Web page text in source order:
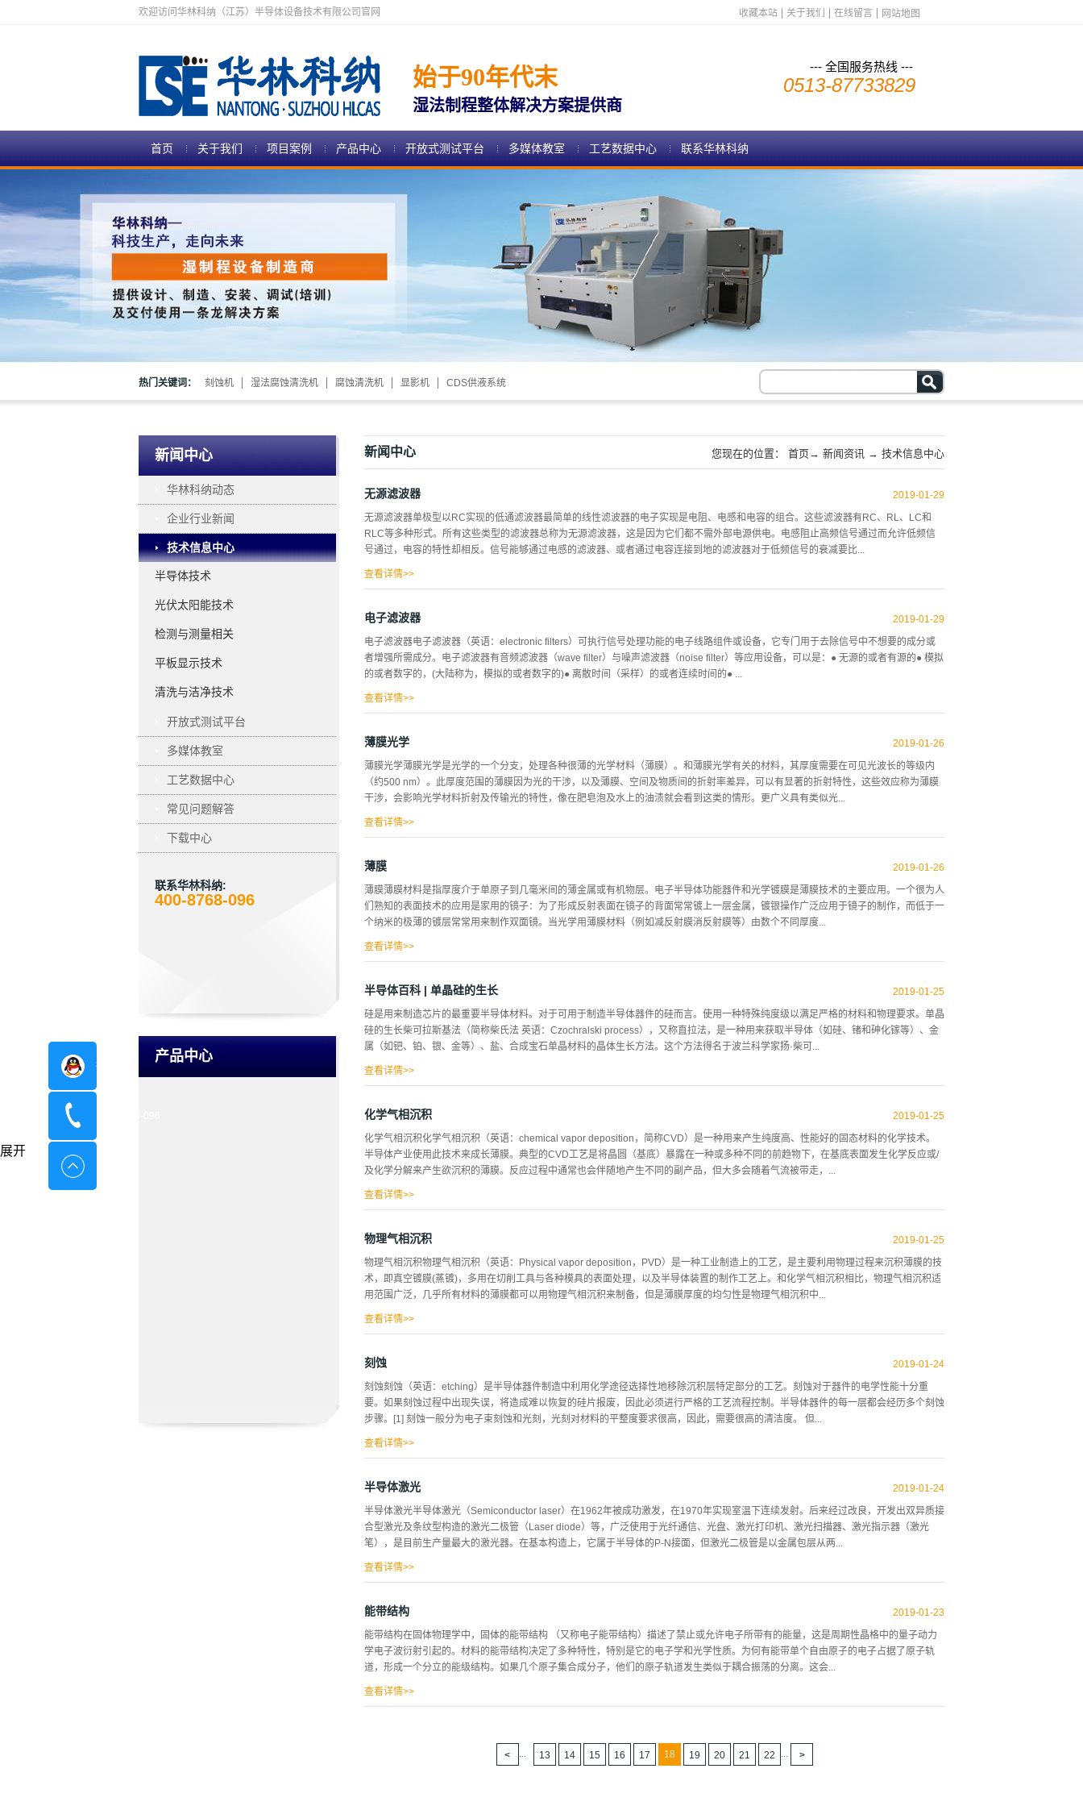
欢迎访问华林科纳（江苏）半导体设备技术有限公司官网 收藏本站 关于我们 在线留言 网站地图
始于90年代末
湿法制程整体解决方案提供商
--- 全国服务热线 ---
0513-87733829
首页 关于我们 项目案例 产品中心 开放式测试平台 多媒体教室 工艺数据中心 联系华林科纳
热门关键词： 刻蚀机 湿法腐蚀清洗机 腐蚀清洗机 显影机 CDS供液系统
新闻中心
华林科纳动态
企业行业新闻
技术信息中心
半导体技术
光伏太阳能技术
检测与测量相关
平板显示技术
清洗与洁净技术
开放式测试平台
多媒体教室
工艺数据中心
常见问题解答
下载中心
联系华林科纳:
400-8768-096
产品中心
新闻中心 您现在的位置： 首页→ 新闻资讯 → 技术信息中心
无源滤波器
无源滤波器单极型以RC实现的低通滤波器最简单的线性滤波器的电子实现是电阻、电感和电容的组合。这些滤波器有RC、RL、LC和
RLC等多种形式。所有这些类型的滤波器总称为无源滤波器，这是因为它们都不需外部电源供电。电感阻止高频信号通过而允许低频信
号通过，电容的特性却相反。信号能够通过电感的滤波器、或者通过电容连接到地的滤波器对于低频信号的衰减要比...
滤波器。电阻自身没有频率选择的特性，但是加入到电感和电容一起决定电路的时间常数，因此也决定了相应的频率。在大概超过100
来衡量。如果一个滤波器通过或者阻止的频率带宽与中心频率相比非常狭窄那么就说这个滤波器有很高的Q因数。Q定义为中心频率/3dB
带宽。
2019-01-29
查看详情>>
电子滤波器
电子滤波器电子滤波器（英语：electronic filters）可执行信号处理功能的电子线路组件或设备，它专门用于去除信号中不想要的成分或
者增强所需成分。电子滤波器有音频滤波器（wave filter）与噪声滤波器（noise filter）等应用设备，可以是：● 无源的或者有源的● 模拟
的或者数字的，(大陆称为，模拟的或者数字的)● 离散时间（采样）的或者连续时间的● ...
器。参见线性滤波器方面的文章中关于它们的设计和分析的详细内容。
2019-01-29
查看详情>>
薄膜光学
薄膜光学薄膜光学是光学的一个分支，处理各种很薄的光学材料（薄膜）。和薄膜光学有关的材料，其厚度需要在可见光波长的等级内
（约500 nm）。此厚度范围的薄膜因为光的干涉，以及薄膜、空间及物质间的折射率差异，可以有显著的折射特性，这些效应称为薄膜
干涉，会影响光学材料折射及传输光的特性，像在肥皂泡及水上的油渍就会看到这类的情形。更广义具有类似光...
生，一般会用像蒸发或溅射淀积等物理气相沉积方式，或是化学气相沉积法。这类的薄膜常用来作光学镀膜，像是家用或车用的低辐射玻
2019-01-26
查看详情>>
薄膜
薄膜薄膜材料是指厚度介于单原子到几毫米间的薄金属或有机物层。电子半导体功能器件和光学镀膜是薄膜技术的主要应用。一个很为人
们熟知的表面技术的应用是家用的镜子：为了形成反射表面在镜子的背面常常镀上一层金属，镀银操作广泛应用于镜子的制作，而低于一
个纳米的极薄的镀层常常用来制作双面镜。当光学用薄膜材料（例如减反射膜消反射膜等）由数个不同厚度...
结果。在超晶格结构中，电子的运动被限制在二维空间中而不能在三维空间中运动于是产生了量子阱效应。薄膜技术有很广泛的应用。长
陶瓷材料相对的高硬度使这类薄膜可以用于保护衬底免受腐蚀氧化以及磨损的危害。在刀具上陶瓷薄膜有着尤其显著的功用，使用陶瓷薄
膜的刀具的使用寿命可以有效提升几个数量级。现阶段对于一种被称为多组分非晶重金属阳离子氧化物的新型的无机氧化物材料的研究正
在进行，这种材料有望用于制造稳定，环保，低成本的透明晶体管。
2019-01-26
查看详情>>
半导体百科 | 单晶硅的生长
硅是用来制造芯片的最重要半导体材料。对于可用于制造半导体器件的硅而言。使用一种特殊纯度级以满足严格的材料和物理要求。单晶
硅的生长柴可拉斯基法（简称柴氏法 英语：Czochralski process），又称直拉法，是一种用来获取半导体（如硅、锗和砷化镓等）、金
属（如钯、铂、银、金等）、盐、合成宝石单晶材料的晶体生长方法。这个方法得名于波兰科学家扬·柴可...
晶棒、单晶硅的生长。其他的半导体，例如砷化镓，也可以利用直拉法进行生长，也有一些其他方法（如布里奇曼-史托巴格法）可以获
2019-01-25
查看详情>>
化学气相沉积
化学气相沉积化学气相沉积（英语：chemical vapor deposition，简称CVD）是一种用来产生纯度高、性能好的固态材料的化学技术。
半导体产业使用此技术来成长薄膜。典型的CVD工艺是将晶圆（基底）暴露在一种或多种不同的前趋物下，在基底表面发生化学反应或/
及化学分解来产生欲沉积的薄膜。反应过程中通常也会伴随地产生不同的副产品，但大多会随着气流被带走，...
些材料有硅、碳纤维、碳纳米纤维、纳米线、纳米碳管、SiO2、硅锗、钨、硅碳、氮化硅、氮氧化硅及各种不同的high-k介质等材料。
2019-01-25
查看详情>>
物理气相沉积
物理气相沉积物理气相沉积（英语：Physical vapor deposition，PVD）是一种工业制造上的工艺，是主要利用物理过程来沉积薄膜的技
术，即真空镀膜(蒸镀)，多用在切削工具与各种模具的表面处理，以及半导体装置的制作工艺上。和化学气相沉积相比，物理气相沉积适
用范围广泛，几乎所有材料的薄膜都可以用物理气相沉积来制备，但是薄膜厚度的均匀性是物理气相沉积中...
2019-01-25
查看详情>>
刻蚀
刻蚀刻蚀（英语：etching）是半导体器件制造中利用化学途径选择性地移除沉积层特定部分的工艺。刻蚀对于器件的电学性能十分重
要。如果刻蚀过程中出现失误，将造成难以恢复的硅片报废，因此必须进行严格的工艺流程控制。半导体器件的每一层都会经历多个刻蚀
步骤。[1] 刻蚀一般分为电子束刻蚀和光刻，光刻对材料的平整度要求很高，因此，需要很高的清洁度。 但...
子束刻蚀很慢，而且设备昂贵。对于大多数刻蚀步骤，晶圆上层的部分位置都会通过“罩”予以保护，这种罩不能被刻蚀，这样就能对层上
些化学物质，氮化硅就可以用来制造这样的“罩”。
2019-01-24
查看详情>>
半导体激光
半导体激光半导体激光（Semiconductor laser）在1962年被成功激发，在1970年实现室温下连续发射。后来经过改良，开发出双异质接
合型激光及条纹型构造的激光二极管（Laser diode）等，广泛使用于光纤通信、光盘、激光打印机、激光扫描器、激光指示器（激光
笔），是目前生产量最大的激光器。在基本构造上，它属于半导体的P-N接面，但激光二极管是以金属包层从两...
(Ga)、砷(As)、铟(In)、磷(P)等。此外在多重量子井型中，也使用Ga·Al·As等。由于具有条状结构，即使是微小电流也会增加活性区域的
低。尤其是多重量子井型的效率有20~40%，P-N型也达到数%~25%，总而言之能量效率高是其最大特色。另外，它的连续输出波长涵
盖了红外到可见光范围，而光脉冲输出达50W（带宽100ns）等级的产品也已商业化，作为激光雷达或激发光源可说是非常容易使用的激
光的例子。
2019-01-24
查看详情>>
能带结构
能带结构在固体物理学中，固体的能带结构 （又称电子能带结构）描述了禁止或允许电子所带有的能量，这是周期性晶格中的量子动力
学电子波衍射引起的。材料的能带结构决定了多种特性，特别是它的电子学和光学性质。为何有能带单个自由原子的电子占据了原子轨
道，形成一个分立的能级结构。如果几个原子集合成分子，他们的原子轨道发生类似于耦合振荡的分离。这会...
体中能级的分离与电子和声原子振动持续的交换能相比拟。其次，由于相当长的时间间隔，它接近于由于不确定性原理引起的能量的不确
定度。物理学中流行的方法是从不带电的电子和原子核出发，因为它们是自由的平面波，可以具有任意能量，并在带电后衰减。这导致了
2019-01-23
查看详情>>
... 13 14 15 16 17 18 19 20 21 22 ...
在线咨询
展开